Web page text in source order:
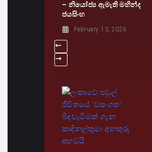
– නියෝජ්‍ය ඇමැති මහින්ද
ජයසිංහ
February 13, 2026